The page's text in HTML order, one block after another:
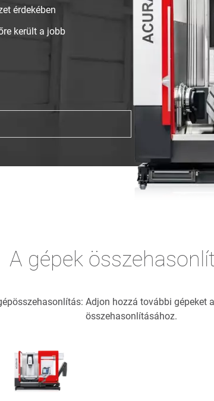
érdekében
került a jobb
A gépek
Adjon hozzá további gépeket
összehasonlításához.